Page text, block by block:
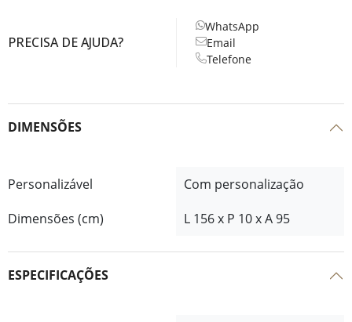
PRECISA DE AJUDA?
WhatsApp
Email
Telefone
DIMENSÕES
Personalizável
Com personalização
Dimensões (cm)
L 156 x P 10 x A 95
ESPECIFICAÇÕES